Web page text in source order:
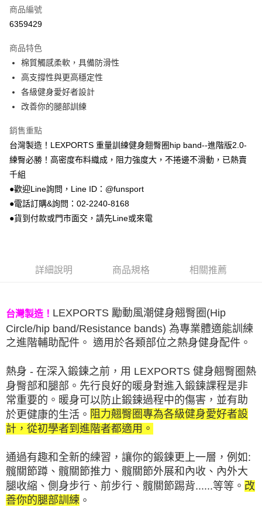
信用卡分期付款
合作金庫商業銀行
華南商業銀行
上海商業儲蓄銀行
國泰世華商業銀行
臺灣中小企業銀行
聯邦商業銀行
元大商業銀行
永豐商業銀行
星展（台灣）商業銀行
台新國際商業銀行
中國信託商業銀行
台灣樂天信用卡公司
LINE Pay
Apple Pay
街口支付
Google Pay
AFTEE先享後付
相關說明
【關於「AFTEE先享後付」】
AFTEE先享後付是「在收到商品之後才付款」的支付方式。 讓您購物簡單
便利好安心！
１．簡單：不需註冊會員、不需綁卡、不需儲值。
【「AFTEE先享後付」結帳流程】
３．收到繳費通知簡訊後14天內，點擊此簡訊中的連結，可透過四大超商／
ATM／網路銀行／等多元方式進行付款，方視為交易完成。
※ 請注意：結帳手續完成當下不需立刻繳費，但若您需要取消訂單，請聯絡
購買商品的店家。未經商家同意取消之訂單仍視為有效，需透過AFTEE先享
是否繳費成功／繳費後需取消欲退款等相關疑問，請聯繫「AFTEE先享後付
客戶支援中心」https://netprotections.freshdesk.com/support/home
【注意事項】
１．透過由恩沛科技股份有限公司提供之「AFTEE先享後付」服務完成之交
易，需依本服務之必要範圍內提供個人資料，並將交易相關給付款項請求債
權轉讓予恩沛科技股份有限公司。
https://aftee.tw/terms/#terms3
３．未成年的使用者請事先徵得法定代理人或監護人之同意方可使用
「AFTEE先享後付」，若未經同意申辦者引起之損失，本公司不負相關責
任。
４．使用「AFTEE先享後付」時，將依據個別帳號之用戶狀況，依本公司即
ATM付款
每筆NT$100，滿NT$999(含以上)免運費
商品編號
6359429
商品特色
棉質觸感柔軟，具備防滑性
高支撐性與更高穩定性
各級健身愛好者設計
改善你的腿部訓練
銷售重點
台灣製造！LEXPORTS 重量訓練健身翹臀圈hip band--進階版2.0-
練臀必勝！高密度布料織成，阻力強度大，不捲邊不滑動，已熱賣
千組
●歡迎Line詢問，Line ID：@funsport
●電話訂購&詢問：02-2240-8168
●貨到付款或門市面交，請先Line或來電
詳細說明 商品規格 相關推薦
台灣製造！ LEXPORTS 勵動風潮健身翹臀圈(Hip
Circle/hip band/Resistance bands) 為專業體適能訓練
之進階輔助配件。 適用於各類部位之熱身健身配件。
熱身 - 在深入鍛鍊之前，用 LEXPORTS 健身翹臀圈熱
身臀部和腿部。先行良好的暖身對進入鍛鍊課程是非
常重要的。暖身可以防止鍛鍊過程中的傷害，並有助
於更健康的生活。 阻力翹臀圈專為各級健身愛好者設
計，從初學者到進階者都適用。
通過有趣和全新的練習，讓你的鍛鍊更上一層，例如:
髖關節蹲、髖關節推力、髖關節外展和內收、內外大
腿收縮、側身步行、前步行、髖關節踢背......等等。 改
善你的腿部訓練 。